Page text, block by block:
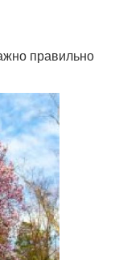
правильно